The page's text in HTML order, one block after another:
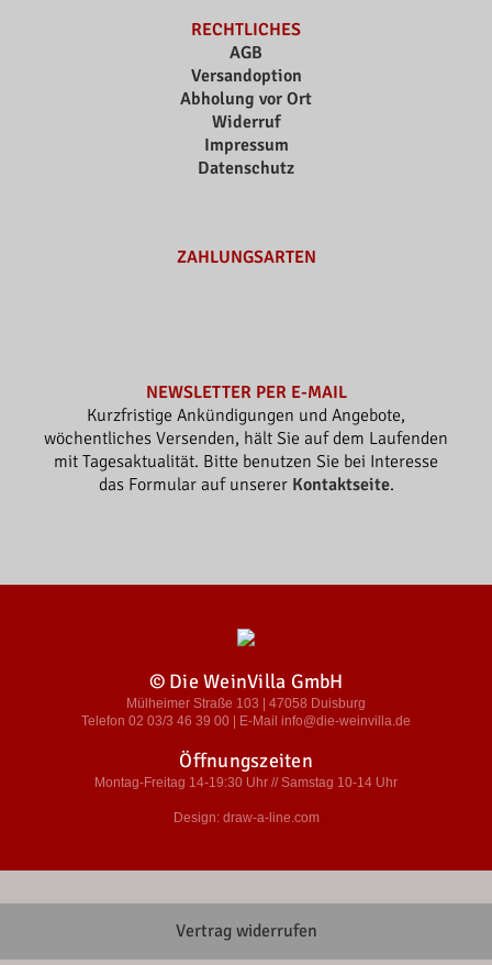
RECHTLICHES
AGB
Versandoption
Abholung vor Ort
Widerruf
Impressum
Datenschutz
ZAHLUNGSARTEN
NEWSLETTER PER E-MAIL
Kurzfristige Ankündigungen und Angebote,
wöchentliches Versenden, hält Sie auf dem Laufenden
mit Tagesaktualität. Bitte benutzen Sie bei Interesse
das Formular auf unserer Kontaktseite.
© Die WeinVilla GmbH
Mülheimer Straße 103 | 47058 Duisburg
Telefon 02 03/3 46 39 00 | E-Mail info@die-weinvilla.de
Öffnungszeiten
Montag-Freitag 14-19:30 Uhr // Samstag 10-14 Uhr
Design: draw-a-line.com
Vertrag widerrufen